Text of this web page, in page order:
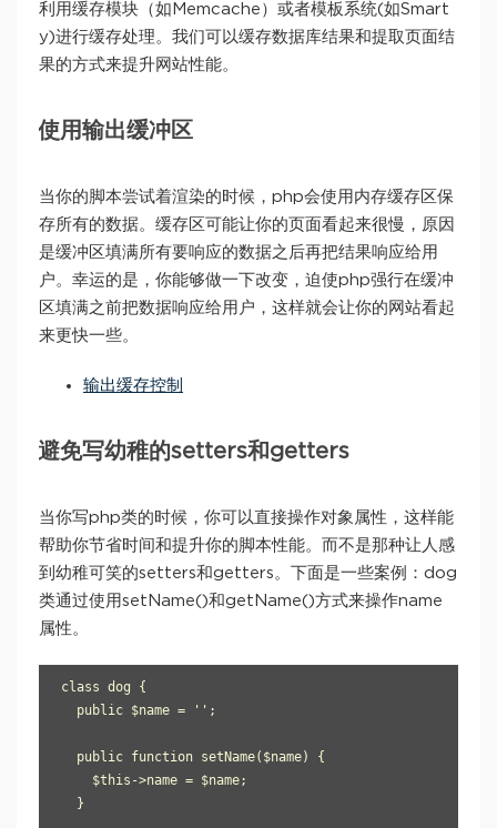
利用缓存模块（如Memcache）或者模板系统(如Smart
y)进行缓存处理。我们可以缓存数据库结果和提取页面结
果的方式来提升网站性能。
使用输出缓冲区
当你的脚本尝试着渲染的时候，php会使用内存缓存区保
存所有的数据。缓存区可能让你的页面看起来很慢，原因
是缓冲区填满所有要响应的数据之后再把结果响应给用
户。幸运的是，你能够做一下改变，迫使php强行在缓冲
区填满之前把数据响应给用户，这样就会让你的网站看起
来更快一些。
输出缓存控制
避免写幼稚的setters和getters
当你写php类的时候，你可以直接操作对象属性，这样能
帮助你节省时间和提升你的脚本性能。而不是那种让人感
到幼稚可笑的setters和getters。下面是一些案例：dog
类通过使用setName()和getName()方式来操作name
属性。
class dog {
  public $name = '';
  public function setName($name) {
    $this->name = $name;
  }